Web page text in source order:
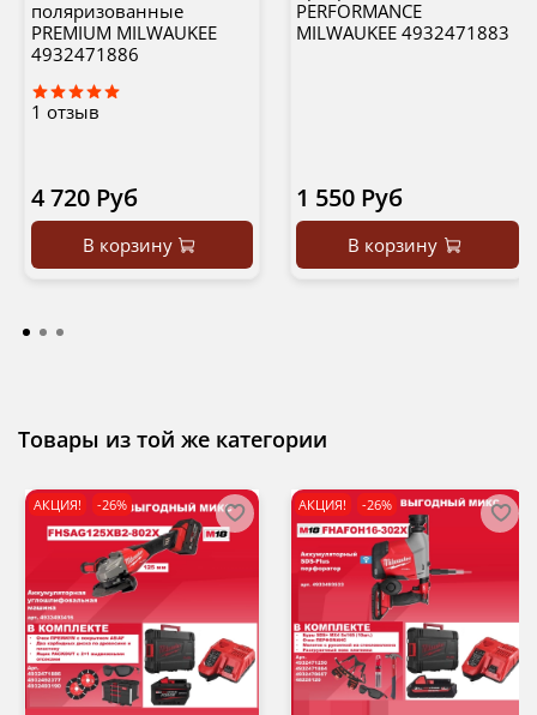
поляризованные
PREMIUM MILWAUKEE
4932471886
1 отзыв
4 720 Руб
В корзину
PERFORMANCE
MILWAUKEE 4932471883
1 550 Руб
В корзину
Товары из той же категории
АКЦИЯ! -26% АКЦИЯ! -26%